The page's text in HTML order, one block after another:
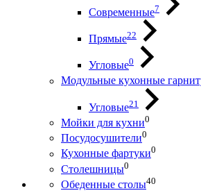
Современные7
Прямые22
Угловые0
Модульные кухонные
Угловые21
Мойки для кухни0
Посудосушители0
Кухонные фартуки0
Столешницы0
Обеденные столы40